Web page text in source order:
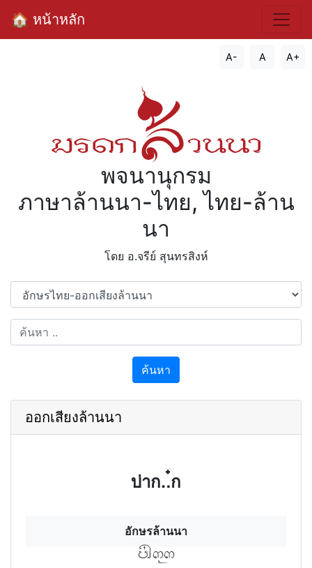
🏠 หน้าหลัก
A- A A+
พจนานุกรม
ภาษาล้านนา-ไทย, ไทย-ล้าน
นา
โดย อ.จรีย์​ สุนทรสิงห์
ค้นหา
ออกเสียงล้านนา
บ่าก..๋ก
อักษรล้านนา
บ่าฯกุก